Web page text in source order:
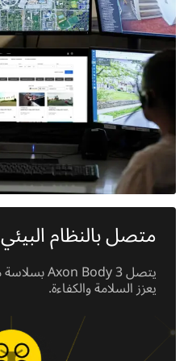
متصل بالنظام البيئي
يعزز السلامة والكفاءة.